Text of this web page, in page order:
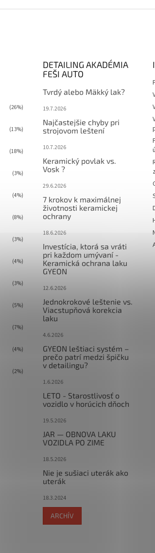
(26%)
(13%)
(18%)
(3%)
(4%)
(8%)
(3%)
(4%)
(3%)
(5%)
(7%)
(4%)
(2%)
DETAILING AKADÉMIA
FEŠI AUTO
Tvrdý alebo Mäkký lak?
19.7.2026
Najčastejšie chyby pri
strojovom leštení
10.7.2026
Keramický povlak vs.
Vosk ?
29.6.2026
7 krokov k maximálnej
životnosti keramickej
ochrany
18.6.2026
Investícia, ktorá sa vráti
pri každom umývaní -
Keramická ochrana laku
GYEON
12.6.2026
Jednokrokové leštenie vs.
Viacstupňová korekcia
laku
4.6.2026
GYEON leštiaci systém –
prečo patrí medzi špičku
v detailingu?
1.6.2026
LETO - Starostlivosť o
vozidlo v horúcich dňoch
19.5.2026
JAR — OBNOVA LAKU
VOZIDLA PO ZIME
18.5.2026
Nie je sušiaci uterák ako
uterák
18.3.2024
ARCHÍV